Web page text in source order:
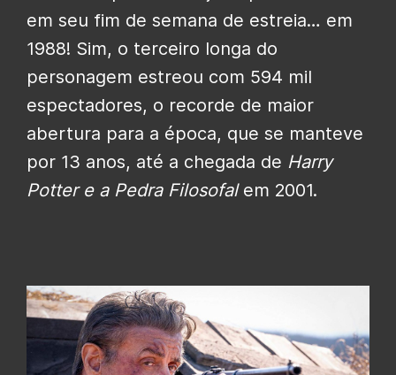
em seu fim de semana de estreia… em
1988! Sim, o terceiro longa do
personagem estreou com 594 mil
espectadores, o recorde de maior
abertura para a época, que se manteve
por 13 anos, até a chegada de Harry
Potter e a Pedra Filosofalem 2001.